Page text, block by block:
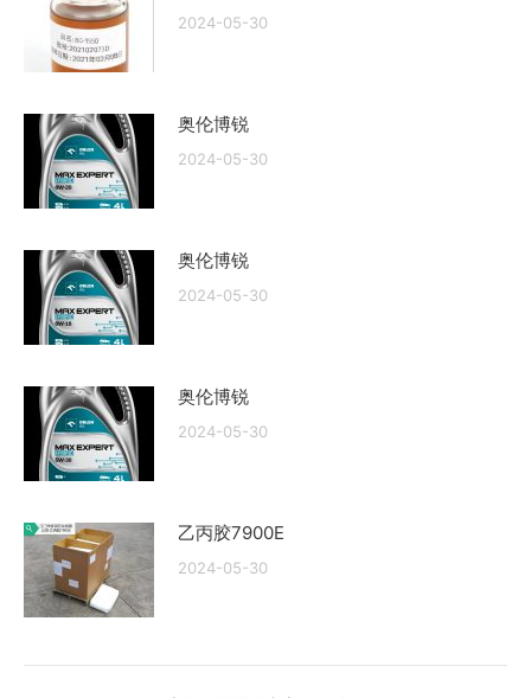
2024-05-30
奥伦博锐
2024-05-30
奥伦博锐
2024-05-30
奥伦博锐
2024-05-30
乙丙胶7900E
2024-05-30